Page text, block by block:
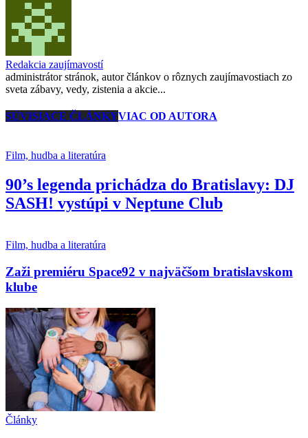
Redakcia zaujímavostí
administrátor stránok, autor článkov o rôznych zaujímavostiach zo
sveta zábavy, vedy, zistenia a akcie...
SÚVISIACE ČLÁNKYVIAC OD AUTORA
Film, hudba a literatúra
90’s legenda prichádza do Bratislavy: DJ
SASH! vystúpi v Neptune Club
Film, hudba a literatúra
Zaži premiéru Space92 v najväčšom bratislavskom
klube
Články